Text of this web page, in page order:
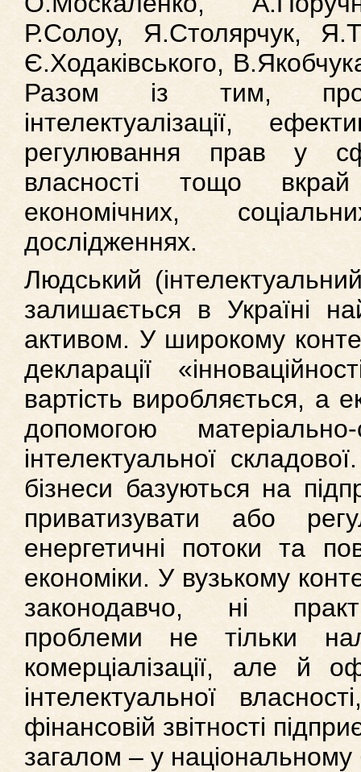
Р.Солоу, Я.Столярчук,
Є.Ходаківського,
Разом із тим,
інтелектуалізації,
регулювання прав у
власності тощо
економічних,
дослідженнях.
Людський
залишається в Україні
активом. У широкому
декларації
вартість виробляється, а
допомогою
інтелектуальної
бізнеси базуються на
приватизувати або
енергетичні потоки та
економіки. У вузькому
законодавчо, ні
проблеми не тільки
комерціалізації, але й
інтелектуальної
фінансовій звітності
загалом – у національному